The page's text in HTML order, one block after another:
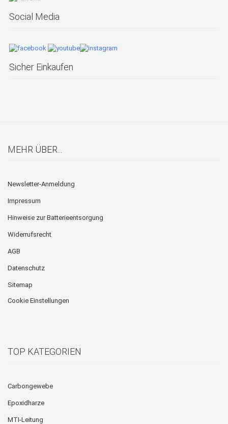
Social Media
Sicher Einkaufen
MEHR ÜBER...
Newsletter-Anmeldung
Impressum
Hinweise zur Batterieentsorgung
Widerrufsrecht
AGB
Datenschutz
Sitemap
Cookie Einstellungen
TOP KATEGORIEN
Carbongewebe
Epoxidharze
MTI-Leitung